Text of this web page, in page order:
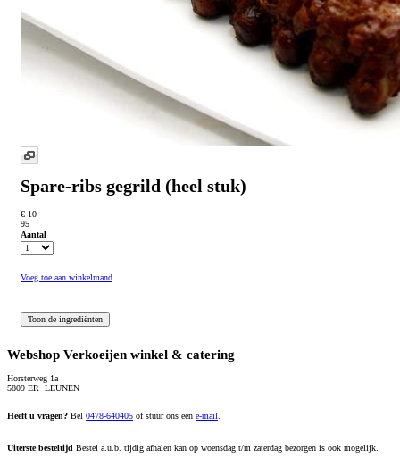
Spare-ribs gegrild (heel stuk)
€ 10
95
Aantal
Voeg toe aan winkelmand
Webshop Verkoeijen winkel & catering
Horsterweg 1a
5809 ER LEUNEN
Heeft u vragen? Bel 0478-640405 of stuur ons een e-mail.
Uiterste besteltijd Bestel a.u.b. tijdig afhalen kan op woensdag t/m zaterdag bezorgen is ook mogelijk.